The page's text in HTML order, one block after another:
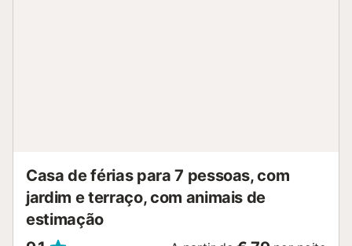
Casa de férias para 7 pessoas, com
jardim e terraço, com animais de
estimação